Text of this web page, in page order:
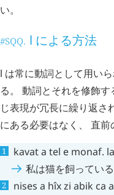
い。
#SQQ. l による方法
l は常に動詞として用い
る。 動詞とそれを修飾
じ表現が冗長に繰り返さ
にある必要はなく、 直前
kavata tel e monaf.
私は猫を飼ってい
nises a hîxzi abik ca